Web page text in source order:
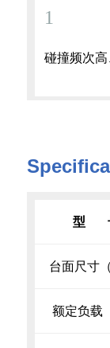
1
碰撞频次
型
台面尺寸（
额定负载